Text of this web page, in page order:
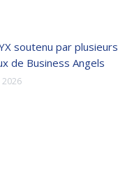
soutenu par plusieurs
de Business Angels